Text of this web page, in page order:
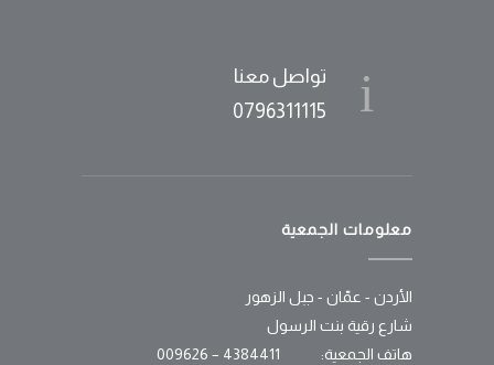
تواصل معنا
0796311115
معلومات الجمعية
الأردن - عمّان - جبل الزهور
شارع رقية بنت الرسول
هاتف الجمعية:
4384411 – 009626